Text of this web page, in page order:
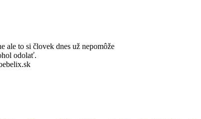
ale to si človek dnes už nepomôže
odolať.